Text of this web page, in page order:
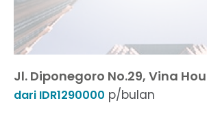
Jl. Diponegoro No.29, Vina
dari IDR1290000 p/bulan